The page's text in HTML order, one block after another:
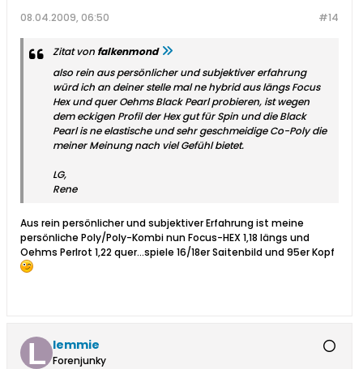
#14
08.04.2009, 06:50
Zitat von falkenmond
also rein aus persönlicher und subjektiver erfahrung
würd ich an deiner stelle mal ne hybrid aus längs Focus
Hex und quer Oehms Black Pearl probieren, ist wegen
dem eckigen Profil der Hex gut für Spin und die Black
Pearl is ne elastische und sehr geschmeidige Co-Poly die
meiner Meinung nach viel Gefühl bietet.
LG,
Rene
Aus rein persönlicher und subjektiver Erfahrung ist meine
persönliche Poly/Poly-Kombi nun Focus-HEX 1,18 längs und
Oehms Perlrot 1,22 quer...spiele 16/18er Saitenbild und 95er Kopf
lemmie
Forenjunky